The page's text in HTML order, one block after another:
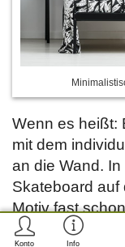
Wenn es heißt:
mit dem
an die Wand.
Skateboard auf
Motiv fast
Konto Info